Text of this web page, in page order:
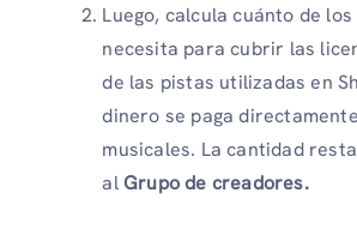
Luego, calcula cuánto de
necesita para cubrir las
de las pistas utilizadas en
dinero se paga
musicales. La cantidad
alGrupo de creadores.